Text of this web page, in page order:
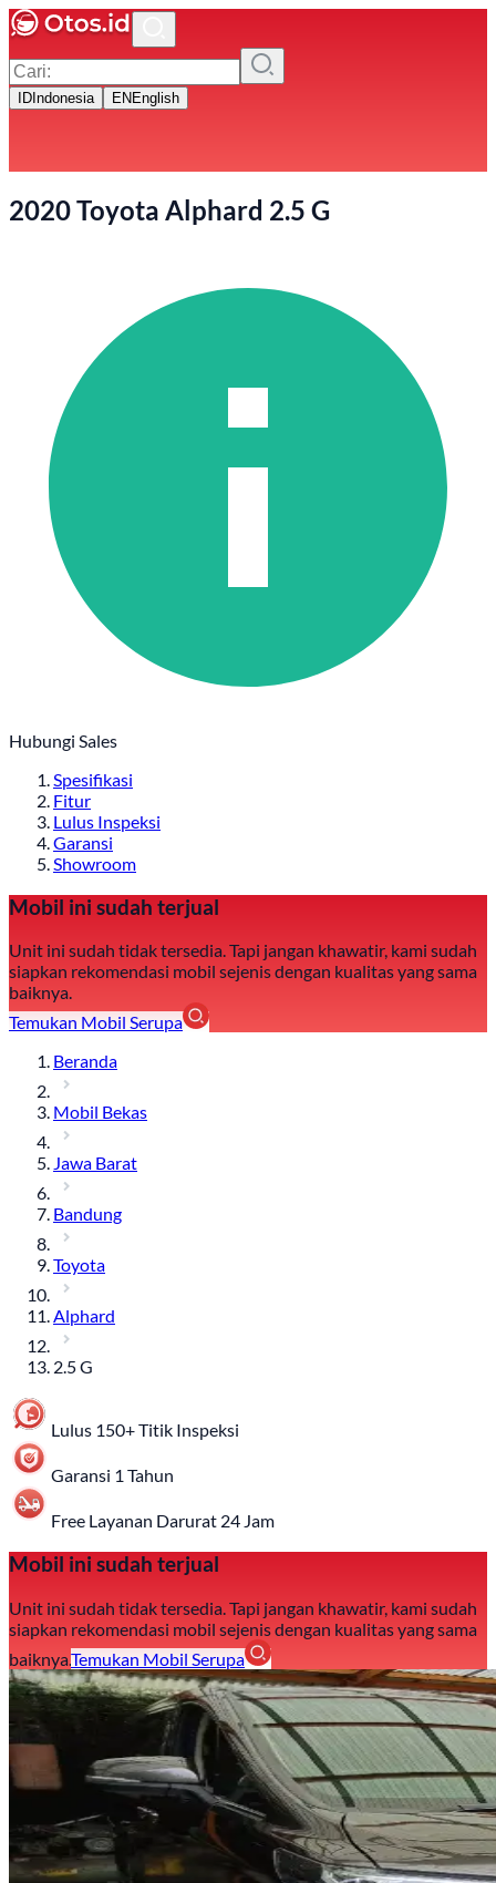
ID Indonesia EN English
2020 Toyota Alphard 2.5 G
Hubungi Sales
Spesifikasi
Fitur
Lulus Inspeksi
Garansi
Showroom
Mobil ini sudah terjual
Unit ini sudah tidak tersedia. Tapi jangan khawatir, kami sudah
siapkan rekomendasi mobil sejenis dengan kualitas yang sama
baiknya.
Temukan Mobil Serupa
Beranda
Mobil Bekas
Jawa Barat
Bandung
Toyota
Alphard
2.5 G
Lulus 150+ Titik Inspeksi
Garansi 1 Tahun
Free Layanan Darurat 24 Jam
Mobil ini sudah terjual
Unit ini sudah tidak tersedia. Tapi jangan khawatir, kami sudah
siapkan rekomendasi mobil sejenis dengan kualitas yang sama
baiknya.Temukan Mobil Serupa